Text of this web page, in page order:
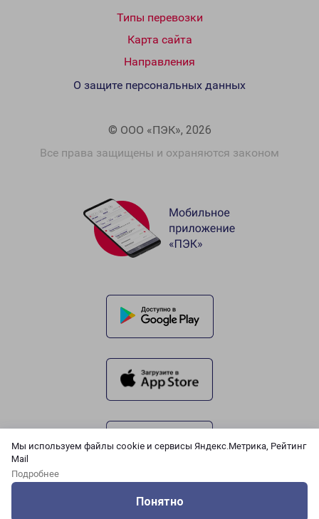
Мы используем файлы cookie и сервисы Яндекс.Метрика, Рейтинг
Mail
Подробнее
Понятно
Типы перевозки
Карта сайта
Направления
© ООО «ПЭК», 2026
Все права защищены и охраняются законом
О защите персональных данных